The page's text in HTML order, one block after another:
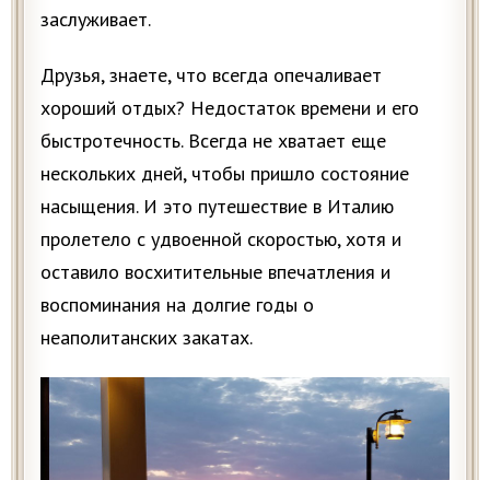
заслуживает.
Друзья, знаете, что всегда опечаливает
хороший отдых? Недостаток времени и его
быстротечность. Всегда не хватает еще
нескольких дней, чтобы пришло состояние
насыщения. И это путешествие в Италию
пролетело с удвоенной скоростью, хотя и
оставило восхитительные впечатления и
воспоминания на долгие годы о
неаполитанских закатах.